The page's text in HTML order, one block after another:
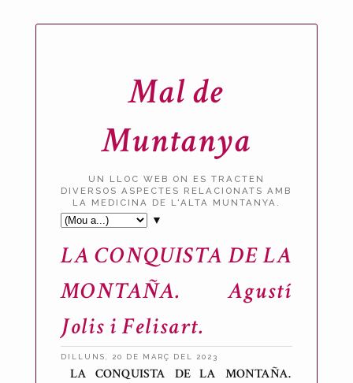
Mal de
Muntanya
UN LLOC WEB ON ES TRACTEN
DIVERSOS ASPECTES RELACIONATS AMB
LA MEDICINA DE L'ALTA MUNTANYA.
▼
LA CONQUISTA DE LA
MONTAÑA. Agustí
Jolis i Felisart.
DILLUNS, 20 DE MARÇ DEL 2023
LA CONQUISTA DE LA MONTAÑA.